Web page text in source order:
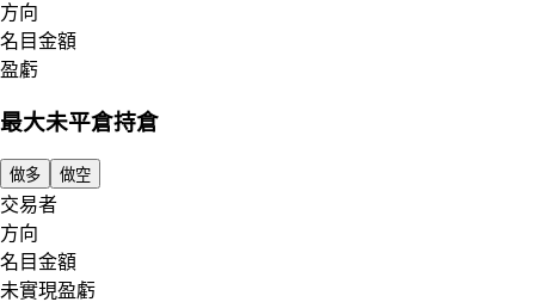
方向
名目金額
盈虧
最大未平倉持倉
做多 做空
交易者
方向
名目金額
未實現盈虧